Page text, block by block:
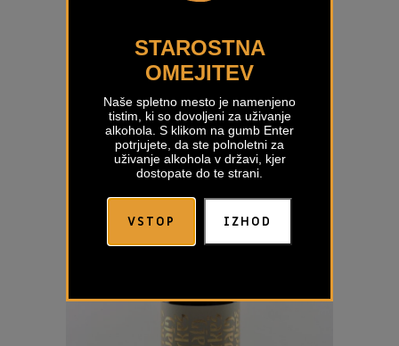
STAROSTNA
OMEJITEV
Naše spletno mesto je namenjeno
tistim, ki so dovoljeni za uživanje
alkohola. S klikom na gumb Enter
potrjujete, da ste polnoletni za
uživanje alkohola v državi, kjer
dostopate do te strani.
VSTOP IZHOD
€32,00